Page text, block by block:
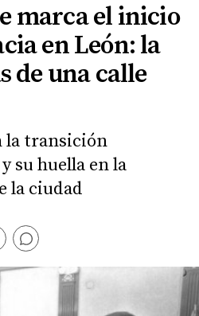
marca el inicio
en León: la
de una calle
la transición
su huella en la
la ciudad